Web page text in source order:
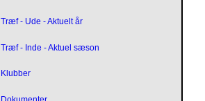
Træf - Ude - Aktuelt år
Træf - Inde - Aktuel sæson
Klubber